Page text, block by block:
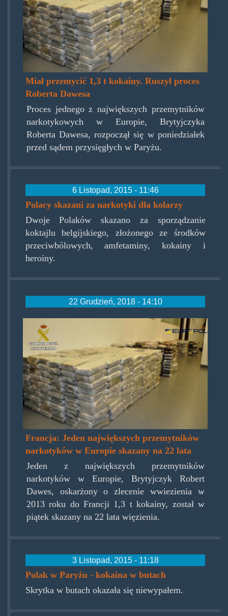
Miał przemycić 1,3 t kokainy. Ruszył proces
Roberta Dawesa
Proces jednego z największych przemytników
narkotykowych w Europie, Brytyjczyka
Roberta Dawesa, rozpoczął się w poniedziałek
przed sądem przysięgłych w Paryżu.
6 Listopad, 2015 - 11:46
Polacy skazani za narkotyki dla kolarzy
Dwoje Polaków skazano za sporządzanie
koktajlu belgijskiego, złożonego ze środków
przeciwbólowych, amfetaminy, kokainy i
heroiny.
22 Grudzień, 2018 - 14:10
roberdawescocaine.jpg
Francja: Jeden największych przemytników
narkotyków w Europie skazany na 22 lata
Jeden z największych przemytników
narkotyków w Europie, Brytyjczyk Robert
Dawes, oskarżony o zlecenie wwiezienia w
2013 roku do Francji 1,3 t kokainy, został w
piątek skazany na 22 lata więzienia.
3 Listopad, 2015 - 11:18
Polak w Paryżu - kokaina w butach
Skrytka w butach okazała się niewypałem.